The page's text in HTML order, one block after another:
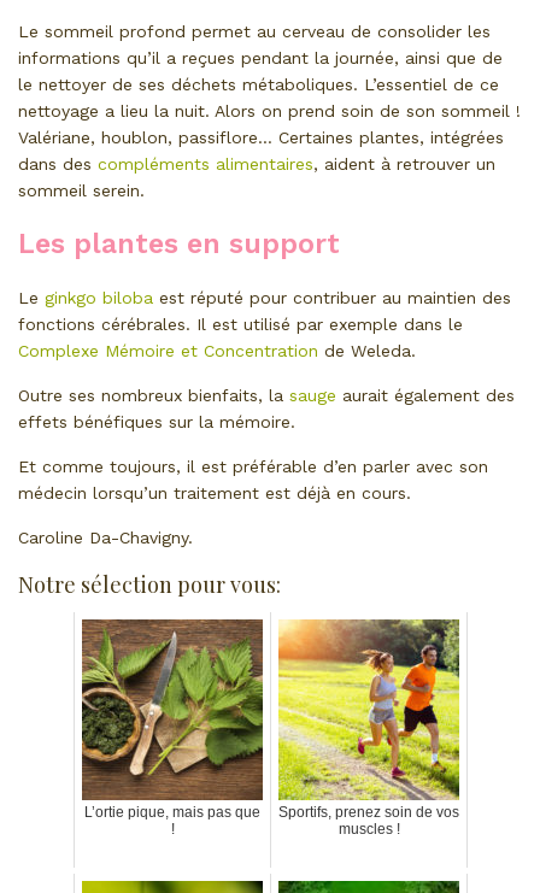
Le sommeil profond permet au cerveau de consolider les
informations qu’il a reçues pendant la journée, ainsi que de
le nettoyer de ses déchets métaboliques. L’essentiel de ce
nettoyage a lieu la nuit. Alors on prend soin de son sommeil !
Valériane, houblon, passiflore… Certaines plantes, intégrées
dans des compléments alimentaires, aident à retrouver un
sommeil serein.
Les plantes en support
Le ginkgo biloba est réputé pour contribuer au maintien des
fonctions cérébrales. Il est utilisé par exemple dans le
Complexe Mémoire et Concentration de Weleda.
Outre ses nombreux bienfaits, la sauge aurait également des
effets bénéfiques sur la mémoire.
Et comme toujours, il est préférable d’en parler avec son
médecin lorsqu’un traitement est déjà en cours.
Caroline Da-Chavigny.
Notre sélection pour vous:
L’ortie pique, mais pas que
!
Sportifs, prenez soin de vos
muscles !